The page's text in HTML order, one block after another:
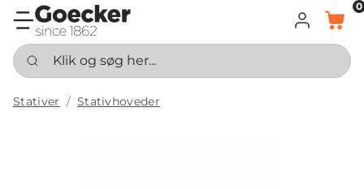
LOG INDKURV
0
Klik og søg her...
Stativer Stativhoveder